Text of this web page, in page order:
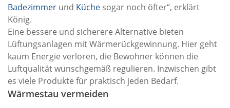
Badezimmer und Küche sogar noch öfter“, erklärt
König.
Eine bessere und sicherere Alternative bieten
Lüftungsanlagen mit Wärmerückgewinnung. Hier geht
kaum Energie verloren, die Bewohner können die
Luftqualität wunschgemäß regulieren. Inzwischen gibt
es viele Produkte für praktisch jeden Bedarf.
Wärmestau vermeiden